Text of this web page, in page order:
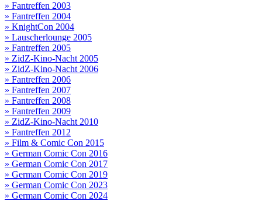
» Fantreffen 2003
» Fantreffen 2004
» KnightCon 2004
» Lauscherlounge 2005
» Fantreffen 2005
» ZidZ-Kino-Nacht 2005
» ZidZ-Kino-Nacht 2006
» Fantreffen 2006
» Fantreffen 2007
» Fantreffen 2008
» Fantreffen 2009
» ZidZ-Kino-Nacht 2010
» Fantreffen 2012
» Film & Comic Con 2015
» German Comic Con 2016
» German Comic Con 2017
» German Comic Con 2019
» German Comic Con 2023
» German Comic Con 2024